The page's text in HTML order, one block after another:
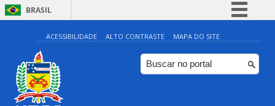
BRASIL
Simplifique!
Comunica BR
Participe
ACESSIBILIDADE ALTO CONTRASTE MAPA DO SITE